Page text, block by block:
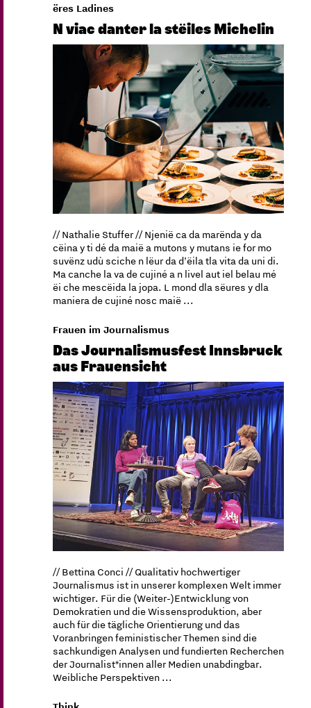
ëres Ladines
N viac danter la stëiles Michelin
// Nathalie Stuffer // Njenië ca da marënda y da
cëina y ti dé da maië a mutons y mutans ie for mo
suvënz udù sciche n lëur da d’ëila tla vita da uni di.
Ma canche la va de cujiné a n livel aut iel belau mé
ëi che mescëida la jopa. L mond dla sëures y dla
maniera de cujiné nosc maië ...
Frauen im Journalismus
Das Journalismusfest Innsbruck
aus Frauensicht
// Bettina Conci // Qualitativ hochwertiger
Journalismus ist in unserer komplexen Welt immer
wichtiger. Für die (Weiter-)Entwicklung von
Demokratien und die Wissensproduktion, aber
auch für die tägliche Orientierung und das
Voranbringen feministischer Themen sind die
sachkundigen Analysen und fundierten Recherchen
der Journalist*innen aller Medien unabdingbar.
Weibliche Perspektiven ...